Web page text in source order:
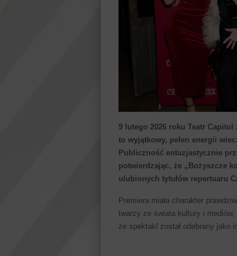
9 lutego 2026 roku Teatr Capitol
to wyjątkowy, pełen energii
Publiczność entuzjastycznie
potwierdzając, że „Bożyszcze
ulubionych tytułów repertuaru
Premiera miała charakter
twarzy ze świata kultury i mediów,
że spektakl został odebrany jako